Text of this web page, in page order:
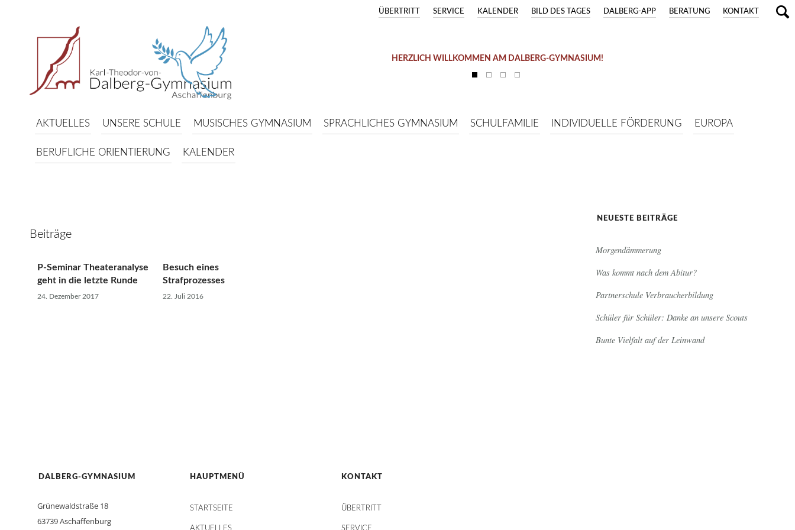
KONTAKT
BERATUNG
DALBERG-APP
BILD DES TAGES
KALENDER
SERVICE
ÜBERTRITT
HERZLICH WILLKOMMEN AM DALBERG-GYMNASIUM!
AKTUELLES UNSERE SCHULE MUSISCHES GYMNASIUM SPRACHLICHES GYMNASIUM SCHULFAMILIE INDIVIDUELLE FÖRDERUNG EUROPA
BERUFLICHE ORIENTIERUNG KALENDER
Beiträge
P-Seminar Theateranalyse
geht in die letzte Runde
24. Dezember 2017
Besuch eines
Strafprozesses
22. Juli 2016
NEUESTE BEITRÄGE
Morgendämmerung
Was kommt nach dem Abitur?
Partnerschule Verbraucherbildung
Schüler für Schüler: Danke an unsere Scouts
Bunte Vielfalt auf der Leinwand
DALBERG-GYMNASIUM
Grünewaldstraße 18
63739 Aschaffenburg
HAUPTMENÜ
STARTSEITE
KONTAKT
ÜBERTRITT